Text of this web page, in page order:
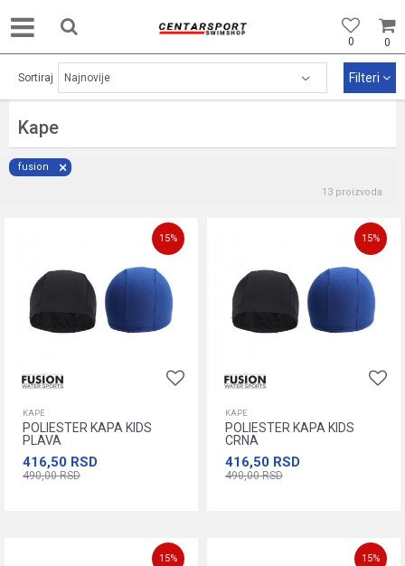
0
0
Kape
Sortiraj Filteri
fusion
13 proizvoda
15%
KAPE
POLIESTER KAPA KIDS
PLAVA
416,50 RSD
490,00RSD
15%
KAPE
POLIESTER KAPA KIDS
CRNA
416,50 RSD
490,00RSD
15% 15%